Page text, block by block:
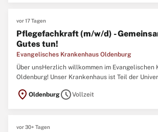
vor 17 Tagen
Pflegefachkraft (m/w/d) -
Gutes tun!
Evangelisches Krankenhaus Oldenburg
Über unsHerzlich willkommen im Evangelischen
Oldenburg! Unser Krankenhaus ist Teil der
Oldenburg und ist zentral in der Innenstadt
jährlich 19.500 Patient:innen stationär und
location_on OldenburgscheduleVollzeit
vor 30+ Tagen